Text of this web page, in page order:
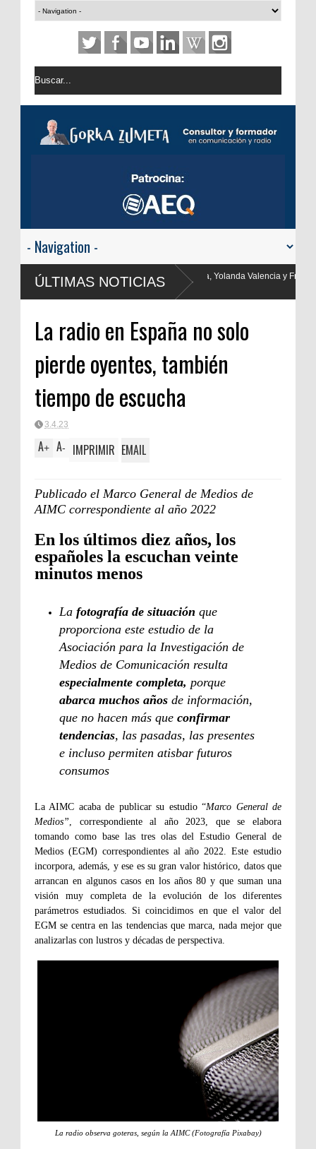
ÚLTIMAS NOTICIAS
Ortega, Yolanda Valencia y Frank Blanco regresan a
La radio en España no solo
pierde oyentes, también
tiempo de escucha
3.4.23
A+ A- IMPRIMIR EMAIL
Publicado el Marco General de Medios de
AIMC correspondiente al año 2022
En los últimos diez años, los
españoles la escuchan veinte
minutos menos
La fotografía de situación que
proporciona este estudio de la
Asociación para la Investigación de
Medios de Comunicación resulta
especialmente completa, porque
abarca muchos años de información,
que no hacen más que confirmar
tendencias, las pasadas, las presentes
e incluso permiten atisbar futuros
consumos
La AIMC acaba de publicar su estudio “Marco General de
Medios”, correspondiente al año 2023, que se elabora
tomando como base las tres olas del Estudio General de
Medios (EGM) correspondientes al año 2022. Este estudio
incorpora, además, y ese es su gran valor histórico, datos que
arrancan en algunos casos en los años 80 y que suman una
visión muy completa de la evolución de los diferentes
parámetros estudiados. Si coincidimos en que el valor del
EGM se centra en las tendencias que marca, nada mejor que
analizarlas con lustros y décadas de perspectiva.
La radio observa goteras, según la AIMC (Fotografía Pixabay)